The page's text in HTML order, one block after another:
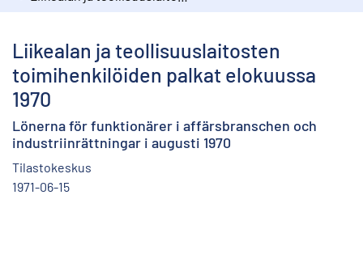
Liikealan ja teollisuuslaitosten
toimihenkilöiden palkat elokuussa
1970
Lönerna för funktionärer i affärsbranschen och
industriinrättningar i augusti 1970
Tilastokeskus
1971-06-15